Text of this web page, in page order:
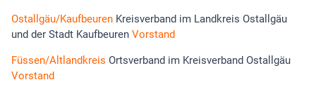
Ostallgäu/Kaufbeuren Kreisverband im Landkreis Ostallgäu
und der Stadt Kaufbeuren Vorstand
Füssen/Altlandkreis Ortsverband im Kreisverband Ostallgäu
Vorstand